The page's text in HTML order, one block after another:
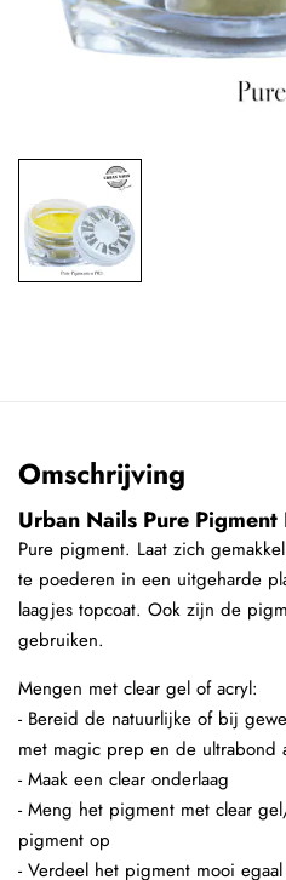
Omschrijving
Urban Nails Pure
Pure pigment. Laat zich
te poederen in een uitgeharde
laagjes topcoat. Ook zijn de
gebruiken.
Mengen met clear gel of acryl:
- Bereid de natuurlijke of bij
met magic prep en de ultrabond
- Maak een clear onderlaag
- Meng het pigment met clear
pigment op
- Verdeel het pigment mooi